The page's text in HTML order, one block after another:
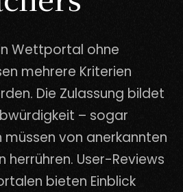
Wettportal ohne
mehrere Kriterien
Die Zulassung bildet
– sogar
müssen von anerkannten
herrühren. User-Reviews
bieten Einblick